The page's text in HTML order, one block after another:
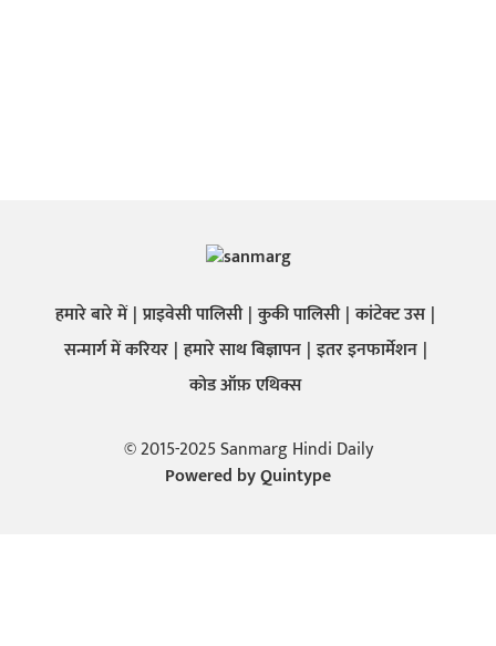
हमारे बारे में प्राइवेसी पालिसी कुकी पालिसी कांटेक्ट उस
सन्मार्ग में करियर हमारे साथ बिज्ञापन इतर इनफार्मेशन
कोड ऑफ़ एथिक्स
© 2015-2025 Sanmarg Hindi Daily
Powered byQuintype